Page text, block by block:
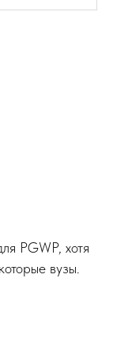
PGWP, хотя
вузы.